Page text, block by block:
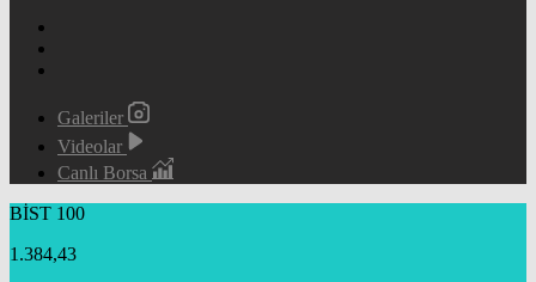
Galeriler
Videolar
Canlı Borsa
BİST 100
1.384,43